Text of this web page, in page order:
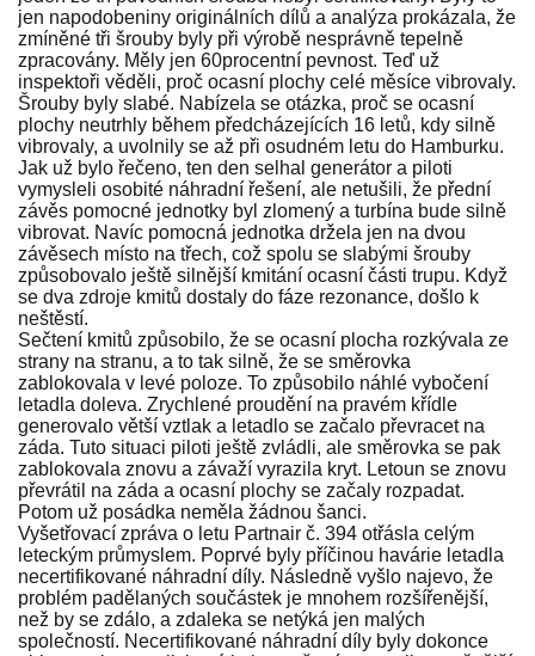
jen napodobeniny originálních dílů a analýza prokázala, že
zmíněné tři šrouby byly při výrobě nesprávně tepelně
zpracovány. Měly jen 60procentní pevnost. Teď už
inspektoři věděli, proč ocasní plochy celé měsíce vibrovaly.
Šrouby byly slabé. Nabízela se otázka, proč se ocasní
plochy neutrhly během předcházejících 16 letů, kdy silně
vibrovaly, a uvolnily se až při osudném letu do Hamburku.
Jak už bylo řečeno, ten den selhal generátor a piloti
vymysleli osobité náhradní řešení, ale netušili, že přední
závěs pomocné jednotky byl zlomený a turbína bude silně
vibrovat. Navíc pomocná jednotka držela jen na dvou
závěsech místo na třech, což spolu se slabými šrouby
způsobovalo ještě silnější kmitání ocasní části trupu. Když
se dva zdroje kmitů dostaly do fáze rezonance, došlo k
neštěstí.
Sečtení kmitů způsobilo, že se ocasní plocha rozkývala ze
strany na stranu, a to tak silně, že se směrovka
zablokovala v levé poloze. To způsobilo náhlé vybočení
letadla doleva. Zrychlené proudění na pravém křídle
generovalo větší vztlak a letadlo se začalo převracet na
záda. Tuto situaci piloti ještě zvládli, ale směrovka se pak
zablokovala znovu a závaží vyrazila kryt. Letoun se znovu
převrátil na záda a ocasní plochy se začaly rozpadat.
Potom už posádka neměla žádnou šanci.
Vyšetřovací zpráva o letu Partnair č. 394 otřásla celým
leteckým průmyslem. Poprvé byly příčinou havárie letadla
necertifikované náhradní díly. Následně vyšlo najevo, že
problém padělaných součástek je mnohem rozšířenější,
než by se zdálo, a zdaleka se netýká jen malých
společností. Necertifikované náhradní díly byly dokonce